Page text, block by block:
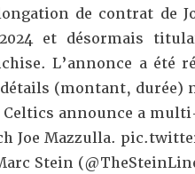
de contrat de
et désormais
L’annonce a été
(montant, durée)
Celtics announce a
Joe Mazzulla.
Stein